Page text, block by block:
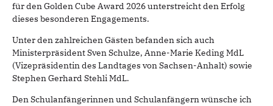
für den Golden Cube Award 2026 unterstreicht den Erfolg
dieses besonderen Engagements.
Unter den zahlreichen Gästen befanden sich auch
Ministerpräsident Sven Schulze, Anne-Marie Keding MdL
(Vizepräsidentin des Landtages von Sachsen-Anhalt) sowie
Stephen Gerhard Stehli MdL.
Den Schulanfängerinnen und Schulanfängern wünsche ich